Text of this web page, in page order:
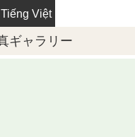
Tiếng Việt
ギャラリー